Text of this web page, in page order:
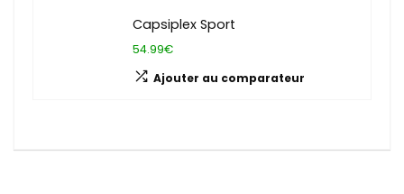
Capsiplex Sport
54.99€
Ajouter au comparateur